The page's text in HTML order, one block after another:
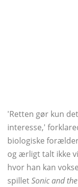
'Retten gør kun
interesse,'
biologiske
og ærligt talt ikke
hvor han kan
spilletSonic and